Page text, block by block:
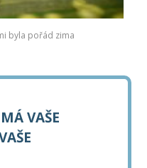
byla pořád zima
VAŠE